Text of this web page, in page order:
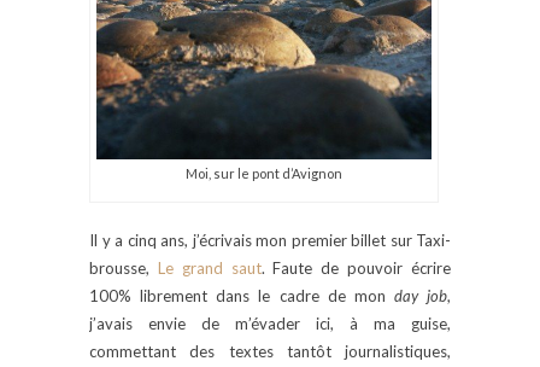
Moi, sur le pont d’Avignon
Il y a cinq ans, j’écrivais mon premier billet sur Taxi-
brousse, Le grand saut. Faute de pouvoir écrire
100% librement dans le cadre de mon day job,
j’avais envie de m’évader ici, à ma guise,
commettant des textes tantôt journalistiques,